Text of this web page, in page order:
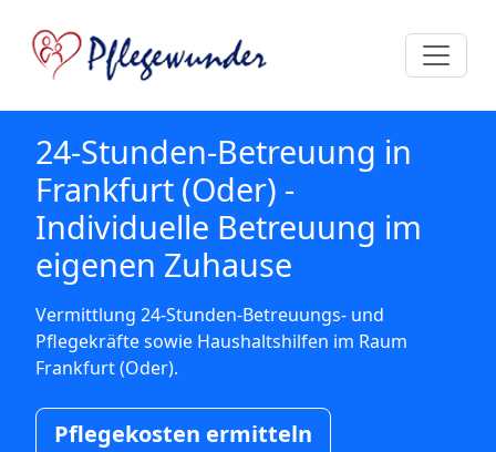
24-Stunden-Betreuung in
Frankfurt (Oder) -
Individuelle Betreuung im
eigenen Zuhause
Vermittlung 24-Stunden-Betreuungs- und
Pflegekräfte sowie Haushaltshilfen im Raum
Frankfurt (Oder).
Pflegekosten ermitteln